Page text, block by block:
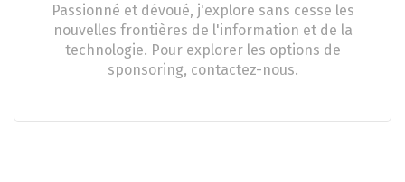
Passionné et dévoué, j'explore sans cesse les
nouvelles frontières de l'information et de la
technologie. Pour explorer les options de
sponsoring, contactez-nous.